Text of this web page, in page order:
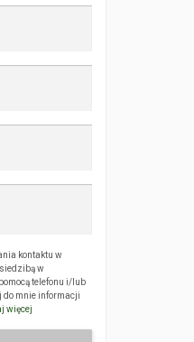
kontaktu w
w
telefonu i/lub
do mnie informacji
więcej